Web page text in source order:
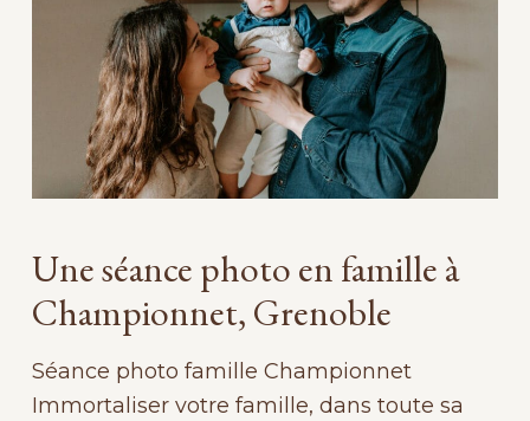
Une séance photo en famille à
Championnet, Grenoble
Séance photo famille Championnet
Immortaliser votre famille, dans toute sa